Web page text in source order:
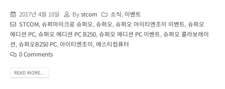
2017년 4월 10일 Bystcom 소식, 이벤트
STCOM,슈퍼마이크로 슈퍼오,슈퍼오,슈퍼오 아이티엔조이 이벤트,슈퍼오
에디션 PC,슈퍼오 에디션 PC B250,슈퍼오 에디션 PC 이벤트,슈퍼오 콜라보레이
션,슈퍼오B250 PC,아이티엔조이,에스티컴퓨터
0 Comments
READ MORE...